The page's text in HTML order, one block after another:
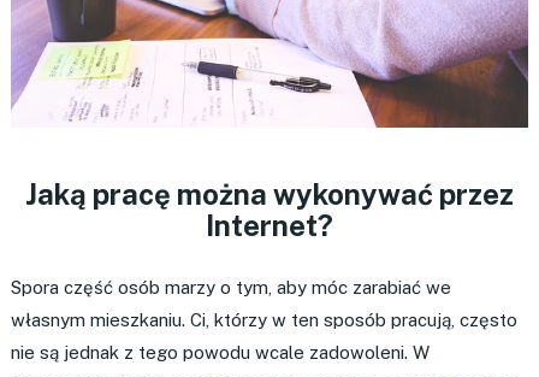
Jaką pracę można wykonywać przez
Internet?
Spora część osób marzy o tym, aby móc zarabiać we
własnym mieszkaniu. Ci, którzy w ten sposób pracują, często
nie są jednak z tego powodu wcale zadowoleni. W